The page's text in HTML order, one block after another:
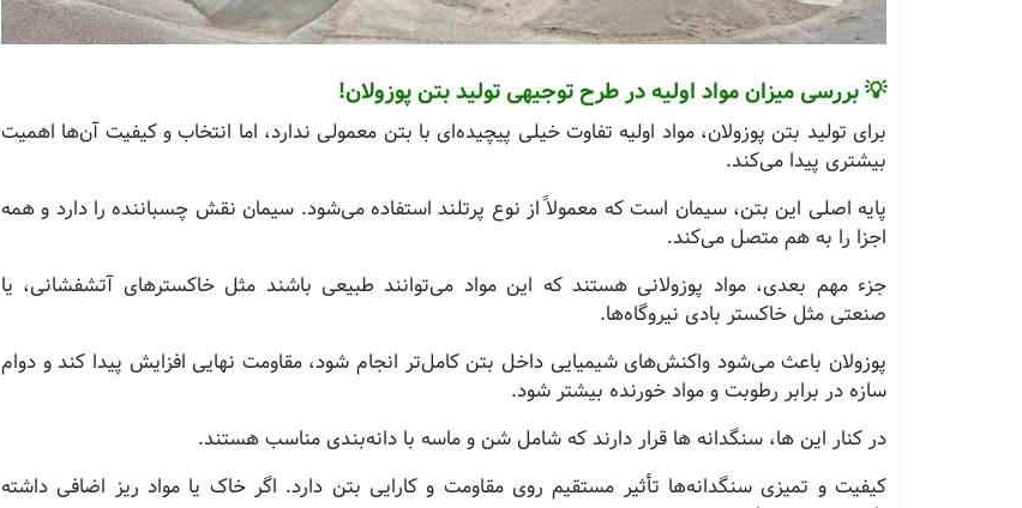
💡 بررسی میزان مواد اولیه در طرح توجیهی تولید بتن پوزولان!
برای تولید بتن پوزولان، مواد اولیه تفاوت خیلی پیچیده‌ای با بتن معمولی ندارد، اما انتخاب و کیفیت آن‌ها اهمیت
بیشتری پیدا می‌کند.
پایه اصلی این بتن، سیمان است که معمولاً از نوع پرتلند استفاده می‌شود. سیمان نقش چسباننده را دارد و همه
اجزا را به هم متصل می‌کند.
جزء مهم بعدی، مواد پوزولانی هستند که این مواد می‌توانند طبیعی باشند مثل خاکسترهای آتشفشانی، یا
صنعتی مثل خاکستر بادی نیروگاه‌ها.
پوزولان باعث می‌شود واکنش‌های شیمیایی داخل بتن کامل‌تر انجام شود، مقاومت نهایی افزایش پیدا کند و دوام
سازه در برابر رطوبت و مواد خورنده بیشتر شود.
در کنار این‌ ها، سنگدانه‌ ها قرار دارند که شامل شن و ماسه با دانه‌بندی مناسب هستند.
کیفیت و تمیزی سنگدانه‌ها تأثیر مستقیم روی مقاومت و کارایی بتن دارد. اگر خاک یا مواد ریز اضافی داشته